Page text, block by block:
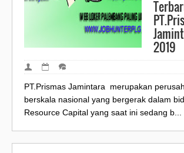
2019
PT.Prismas Jamintara merupakan
berskala nasional yang bergerak dalam
Resource Capital yang saat ini sedang b...